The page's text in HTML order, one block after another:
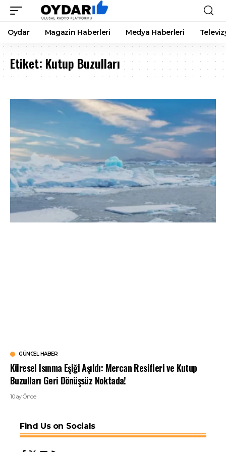
Oydar Magazin Haberleri Medya Haberleri
Etiket: Kutup Buzulları
GÜNCEL HABER
Küresel Isınma Eşiği Aşıldı: Mercan Resifleri ve Kutup
Buzulları Geri Dönüşsüz Noktada!
10 ay Önce
Find Us on Socials